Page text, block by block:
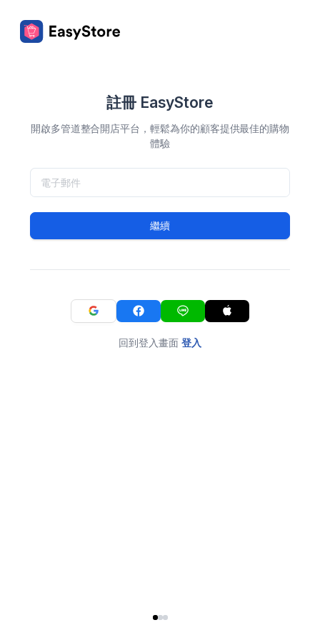
註冊 EasyStore
開啟多管道整合開店平台，輕鬆為你的顧客提供最佳的購物
體驗
繼續
回到登入畫面 登入